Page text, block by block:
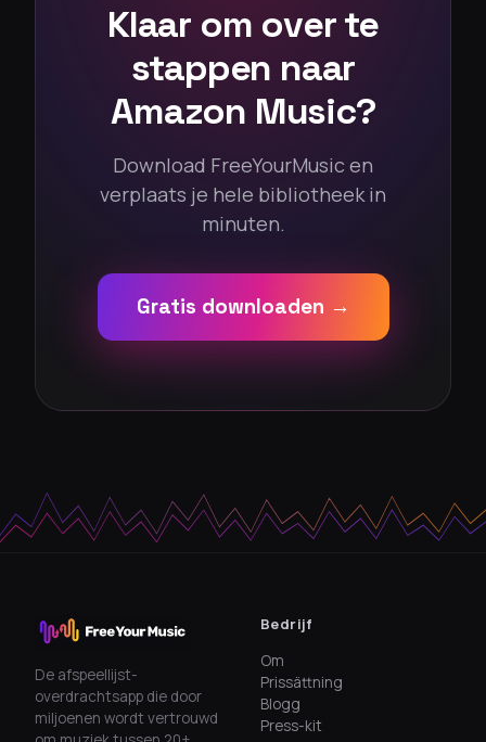
Klaar om over te
stappen naar
Amazon Music?
Download FreeYourMusic en
verplaats je hele bibliotheek in
minuten.
Gratis downloaden →
De afspeellijst-
overdrachtsapp die door
miljoenen wordt vertrouwd
Bedrijf
Om
Prissättning
Blogg
Press-kit